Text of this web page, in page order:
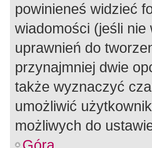
powinieneś widzieć
wiadomości (jeśli
uprawnień do
przynajmniej dwie
także wyznaczyć
umożliwić
możliwych do